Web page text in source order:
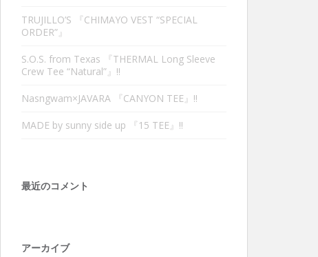
TRUJILLO’S 『CHIMAYO VEST “SPECIAL
ORDER”』
S.O.S. from Texas 『THERMAL Long Sleeve
Crew Tee “Natural”』‼︎
Nasngwam×JAVARA 『CANYON TEE』‼︎
MADE by sunny side up 『15 TEE』‼︎
最近のコメント
アーカイブ